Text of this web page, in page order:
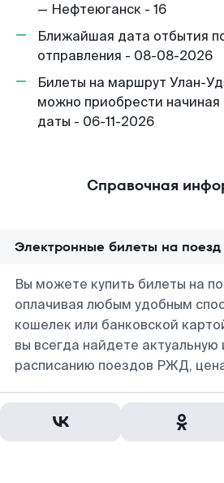
— Нефтеюганск - 16
Ближайшая дата отбытия
отправления - 08-08-2026
Билеты на маршрут Улан-
можно приобрести
даты - 06-11-2026
Справочная
Электронные билеты на поезд
Вы можете купить билеты на
оплачивая любым удобным
кошелек или банковской
вы всегда найдете
расписанию поездов РЖД,